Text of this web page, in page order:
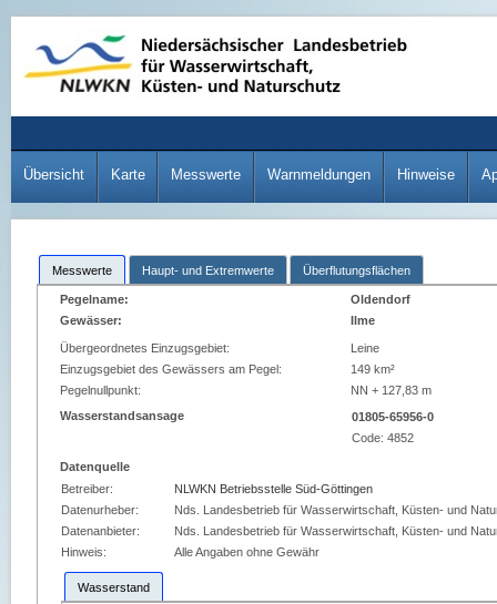
Übersicht Karte Messwerte Warnmeldungen Hinweise
Messwerte Haupt- und Extremwerte Überflutungsflächen
Pegelname:
Oldendorf
Gewässer:
Ilme
Übergeordnetes Einzugsgebiet:
Leine
Einzugsgebiet des Gewässers am Pegel:
149 km²
Pegelnullpunkt:
NN + 127,83 m
Wasserstandsansage
01805-65956-0
Code:4852
Datenquelle
Betreiber:
NLWKN Betriebsstelle Süd-Göttingen
Datenurheber:
Nds. Landesbetrieb für Wasserwirtschaft, Küsten- und
Datenanbieter:
Nds. Landesbetrieb für Wasserwirtschaft, Küsten- und
Hinweis:
Alle Angaben ohne Gewähr
Wasserstand